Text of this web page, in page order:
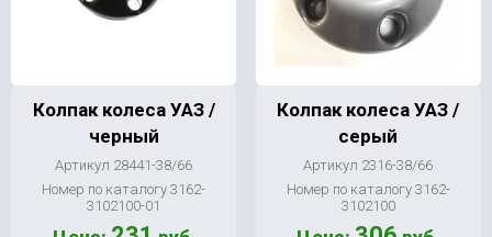
Колпак колеса УАЗ /
черный
Артикул 28441-38/66
Номер по каталогу 3162-
3102100-01
Колпак колеса УАЗ /
серый
Артикул 2316-38/66
Номер по каталогу 3162-
3102100